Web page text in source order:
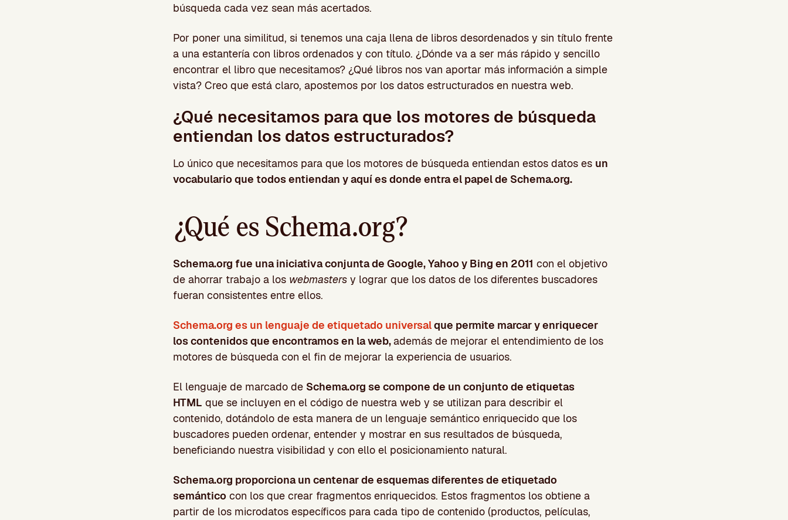
búsqueda cada vez sean más acertados.
Por poner una similitud, si tenemos una caja llena de libros desordenados y sin título frente
a una estantería con libros ordenados y con título. ¿Dónde va a ser más rápido y sencillo
encontrar el libro que necesitamos? ¿Qué libros nos van aportar más información a simple
vista? Creo que está claro, apostemos por los datos estructurados en nuestra web.
¿Qué necesitamos para que los motores de búsqueda
entiendan los datos estructurados?
Lo único que necesitamos para que los motores de búsqueda entiendan estos datos es un
vocabulario que todos entiendan y aquí es donde entra el papel de Schema.org.
¿Qué es Schema.org?
Schema.org fue una iniciativa conjunta de Google, Yahoo y Bing en 2011 con el objetivo
de ahorrar trabajo a los webmasters y lograr que los datos de los diferentes buscadores
fueran consistentes entre ellos.
Schema.org es un lenguaje de etiquetado universalque permite marcar y enriquecer
los contenidos que encontramos en la web,además de mejorar el entendimiento de los
motores de búsqueda con el fin de mejorar la experiencia de usuarios.
El lenguaje de marcado de Schema.org se compone de un conjunto de etiquetas
HTML que se incluyen en el código de nuestra web y se utilizan para describir el
contenido, dotándolo de esta manera de un lenguaje semántico enriquecido que los
buscadores pueden ordenar, entender y mostrar en sus resultados de búsqueda,
beneficiando nuestra visibilidad y con ello el posicionamiento natural.
Schema.org proporciona un centenar de esquemas diferentes de etiquetado
semántico con los que crear fragmentos enriquecidos. Estos fragmentos los obtiene a
partir de los microdatos específicos para cada tipo de contenido (productos, películas,